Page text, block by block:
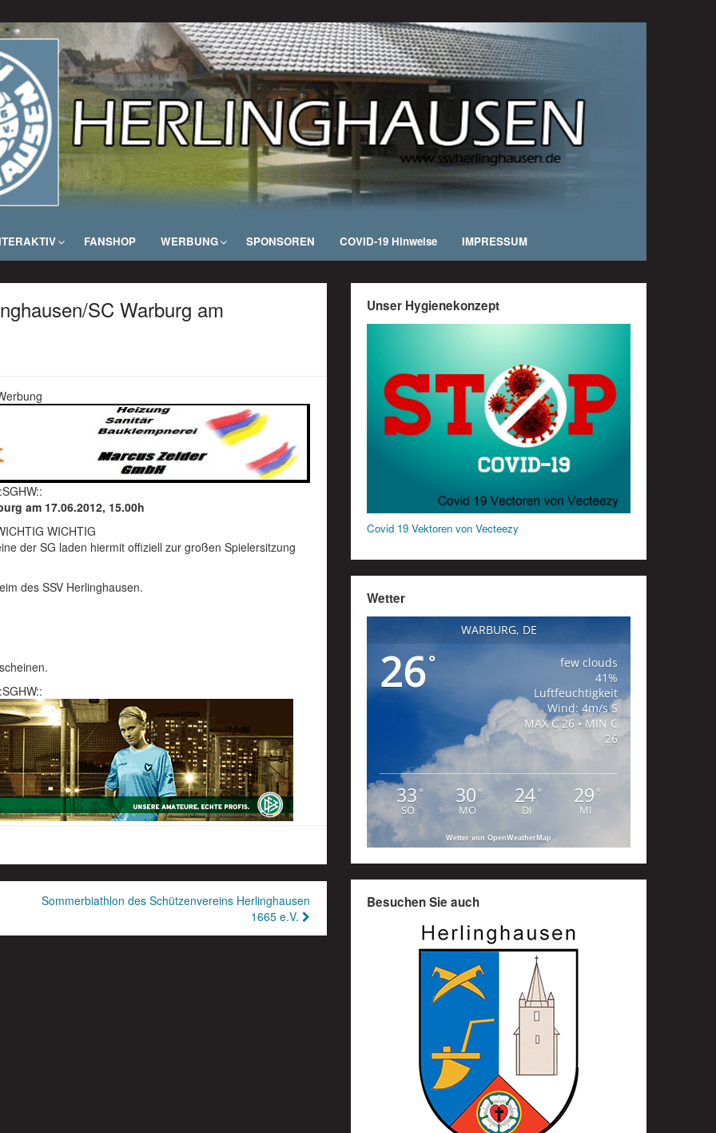
FANSHOP WERBUNG SPONSOREN COVID-19 Hinweise IMPRESSUM
SC Warburg am
am 17.06.2012, 15.00h
WICHTIG
der SG laden hiermit offiziell zur großen Spielersitzung
des SSV Herlinghausen.
Sommerbiathlon des Schützenvereins Herlinghausen
1665 e.V.
Unser Hygienekonzept
Covid 19 Vektoren von Vecteezy
Wetter
WARBURG, DE
26°
few clouds
41%
Luftfeuchtigkeit
Wind: 4m/s S
MAX C 26 • MIN C
26
33°
SO
30°
MO
24°
DI
29 °
MI
Wetter von OpenWeatherMap
Besuchen Sie auch